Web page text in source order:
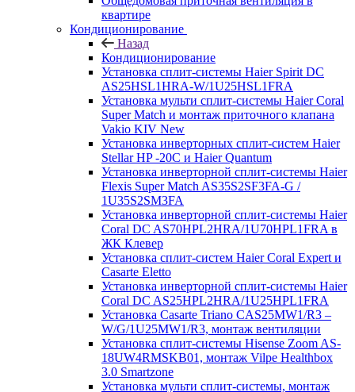
квартире
Кондиционирование
Назад
Кондиционирование
Установка сплит-системы Haier Spirit DC
AS25HSL1HRA-W/1U25HSL1FRA
Установка мульти сплит-системы Haier Coral
Super Match и монтаж приточного клапана
Vakio KIV New
Установка инверторных сплит-систем Haier
Stellar HP -20С и Haier Quantum
Установка инверторной сплит-системы Haier
Flexis Super Match AS35S2SF3FA-G /
1U35S2SM3FA
Установка инверторной сплит-системы Haier
Coral DC AS70HPL2HRA/1U70HPL1FRA в
ЖК Клевер
Установка сплит-систем Haier Coral Expert и
Casarte Eletto
Установка инверторной сплит-системы Haier
Coral DC AS25HPL2HRA/1U25HPL1FRA
Установка Casarte Triano CAS25MW1/R3 –
W/G/1U25MW1/R3, монтаж вентиляции
Установка сплит-системы Hisense Zoom AS-
18UW4RMSKB01, монтаж Vilpe Healthbox
3.0 Smartzone
Установка мульти сплит-системы, монтаж